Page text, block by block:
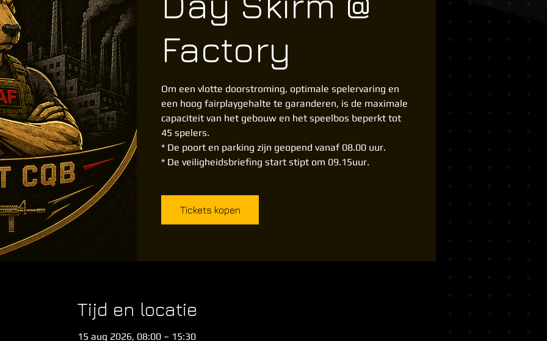
Factory
Om een vlotte doorstroming, optimale spelervaring en
een hoog fairplaygehalte te garanderen, is de maximale
capaciteit van het gebouw en het speelbos beperkt tot
45 spelers.
* De poort en parking zijn geopend vanaf 08.00 uur.
* De veiligheidsbriefing start stipt om 09.15uur.
Tickets kopen
Tijd en locatie
15 aug 2026, 08:00 – 15:30